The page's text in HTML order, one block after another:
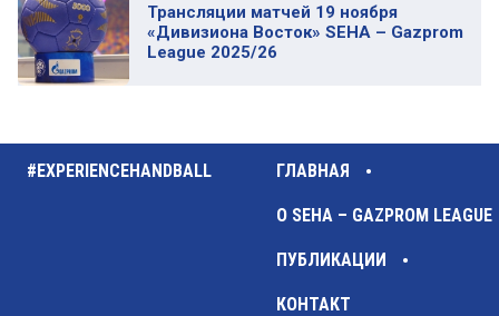
Трансляции матчей 19 ноября
«Дивизиона Восток» SEHA – Gazprom
League 2025/26
#EXPERIENCEHANDBALL ГЛАВНАЯ
О SEHA – GAZPROM LEAGUE
ПУБЛИКАЦИИ
КОНТАКТ